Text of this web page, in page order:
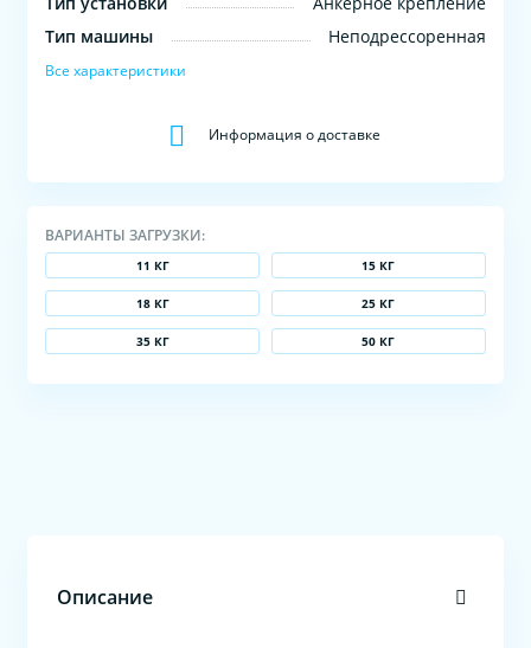
Тип машины
Неподрессоренная
Все характеристики
Информация о доставке
ВАРИАНТЫ ЗАГРУЗКИ:
11 КГ 15 КГ
18 КГ 25 КГ
35 КГ 50 КГ
Описание